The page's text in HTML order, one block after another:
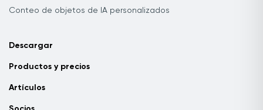
Conteo de objetos de IA personalizados
Descargar
Productos y precios
Artículos